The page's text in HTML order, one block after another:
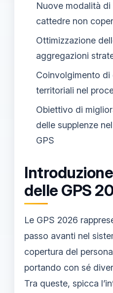
Nuove modalità
cattedre non
Ottimizzazione
aggregazioni
Coinvolgimento di
territoriali nel
Obiettivo di
delle supplenze
GPS
delle GPS
Le GPS 2026
passo avanti nel
copertura del
portando con sé
Tra queste, spicca